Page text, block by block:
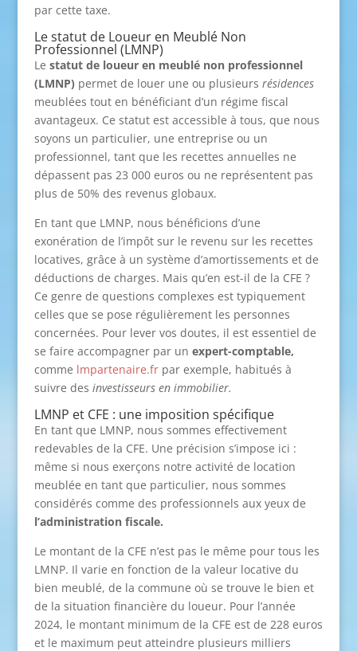
par cette taxe.
Le statut de Loueur en Meublé Non
Professionnel (LMNP)
Le statut de loueur en meublé non professionnel
(LMNP) permet de louer une ou plusieurs résidences
meublées tout en bénéficiant d’un régime fiscal
avantageux. Ce statut est accessible à tous, que nous
soyons un particulier, une entreprise ou un
professionnel, tant que les recettes annuelles ne
dépassent pas 23 000 euros ou ne représentent pas
plus de 50% des revenus globaux.
En tant que LMNP, nous bénéficions d’une
exonération de l’impôt sur le revenu sur les recettes
locatives, grâce à un système d’amortissements et de
déductions de charges. Mais qu’en est-il de la CFE ?
Ce genre de questions complexes est typiquement
celles que se pose régulièrement les personnes
concernées. Pour lever vos doutes, il est essentiel de
se faire accompagner par un expert-comptable,
comme lmpartenaire.frpar exemple, habitués à
suivre des investisseurs en immobilier.
LMNP et CFE : une imposition spécifique
En tant que LMNP, nous sommes effectivement
redevables de la CFE. Une précision s’impose ici :
même si nous exerçons notre activité de location
meublée en tant que particulier, nous sommes
considérés comme des professionnels aux yeux de
l’administration fiscale.
Le montant de la CFE n’est pas le même pour tous les
LMNP. Il varie en fonction de la valeur locative du
bien meublé, de la commune où se trouve le bien et
de la situation financière du loueur. Pour l’année
2024, le montant minimum de la CFE est de 228 euros
et le maximum peut atteindre plusieurs milliers